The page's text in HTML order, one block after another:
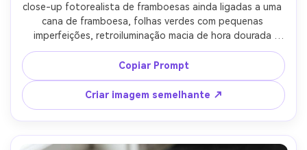
close-up fotorealista de framboesas ainda ligadas a uma
cana de framboesa, folhas verdes com pequenas
imperfeições, retroiluminação macia de hora dourada
criando brilho de borda, bokeh ao ar livre natural, tirado
em Sony A7III, lente macro de 90mm, f/2.8, textura afiada
de bagas, brilho suave da lente, humor autêntico da
colheita do jardim-AR 4:5
Copiar Prompt
Criar imagem semelhante ↗